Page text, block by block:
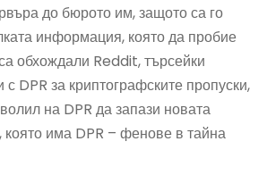
до бюрото им, защото са го
информация, която да пробие
обхождали Reddit, търсейки
DPR за криптографските пропуски,
на DPR да запази новата
която има DPR – фенове в тайна